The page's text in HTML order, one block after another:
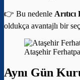
👉 Bu nedenle
oldukça avantajlı bir
Ataşehir
Aynı Gün